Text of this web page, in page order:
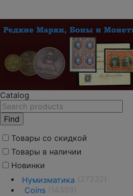
Catalog
Товары со скидкой
Товары в наличии
Новинки
Нумизматика
Coins